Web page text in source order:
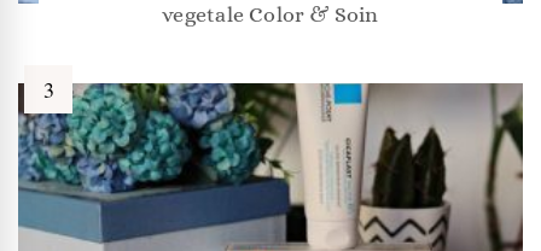
vegetale Color & Soin